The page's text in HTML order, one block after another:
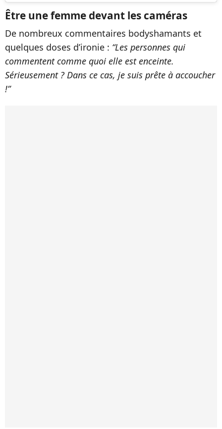
Être une femme devant les caméras
De nombreux commentaires bodyshamants et
quelques doses d’ironie : “Les personnes qui
commentent comme quoi elle est enceinte.
Sérieusement ? Dans ce cas, je suis prête à accoucher
!”